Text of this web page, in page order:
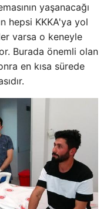
yaşanacağı
hepsi KKKA'ya yol
varsa o keneyle
Burada önemli olan
en kısa sürede